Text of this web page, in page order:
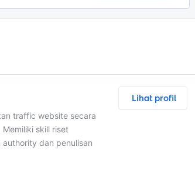
traffic website secara
skill riset
dan penulisan
Lihat profil